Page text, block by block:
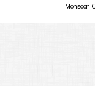
Monsoon